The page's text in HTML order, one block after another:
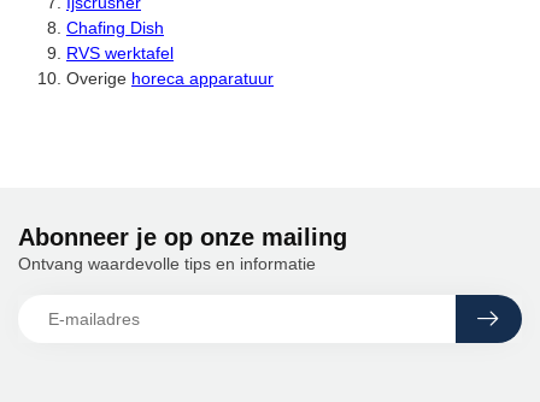
Chafing Dish
RVS werktafel
Overige horeca apparatuur
Abonneer je op onze mailing
Ontvang waardevolle tips en informatie